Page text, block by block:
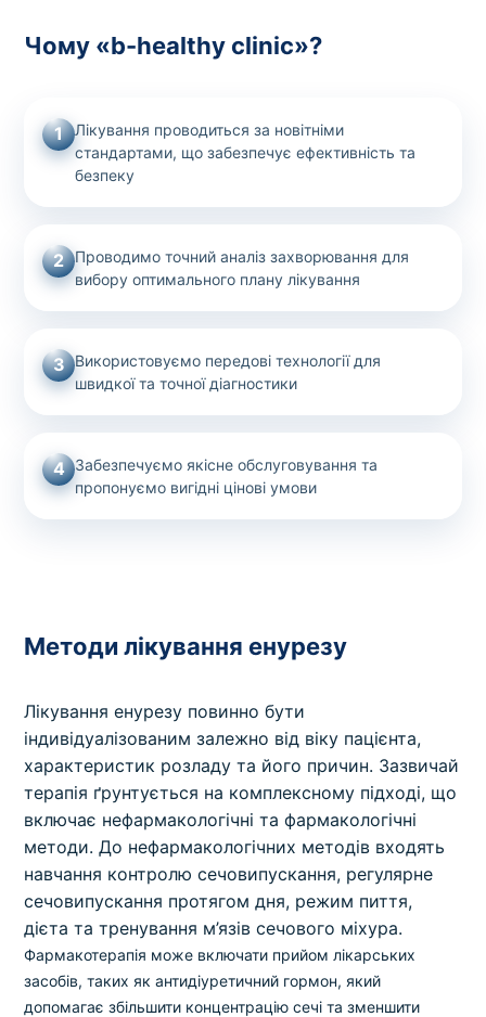
Чому «b-healthy clinic»?
1
Лікування проводиться за новітніми
стандартами, що забезпечує ефективність та
безпеку
2
Проводимо точний аналіз захворювання для
вибору оптимального плану лікування
3 Використовуємо передові технології для
швидкої та точної діагностики
4 Забезпечуємо якісне обслуговування та
пропонуємо вигідні цінові умови
Методи лікування енурезу
Лікування енурезу повинно бути
індивідуалізованим залежно від віку пацієнта,
характеристик розладу та його причин. Зазвичай
терапія ґрунтується на комплексному підході, що
включає нефармакологічні та фармакологічні
методи. До нефармакологічних методів входять
навчання контролю сечовипускання, регулярне
сечовипускання протягом дня, режим пиття,
дієта та тренування м’язів сечового міхура.
Фармакотерапія може включати прийом лікарських
засобів, таких як антидіуретичний гормон, який
допомагає збільшити концентрацію сечі та зменшити